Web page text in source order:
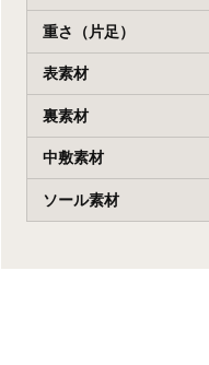
重さ（片足）
表素材
裏素材
中敷素材
ソール素材